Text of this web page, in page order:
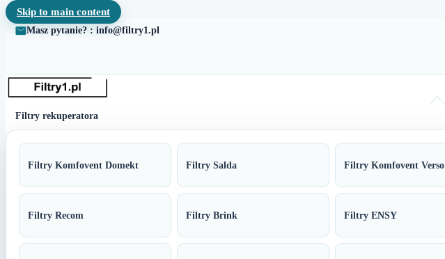
Skip to main content
Masz pytanie? : info@filtry1.pl
Filtry rekuperatora
Filtry Komfovent Domekt Filtry Salda Filtry Komfovent Verso
Filtry Recom Filtry Brink Filtry ENSY